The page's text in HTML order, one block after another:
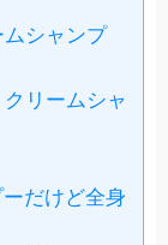
シャンプ
リームシャ
だけど全身